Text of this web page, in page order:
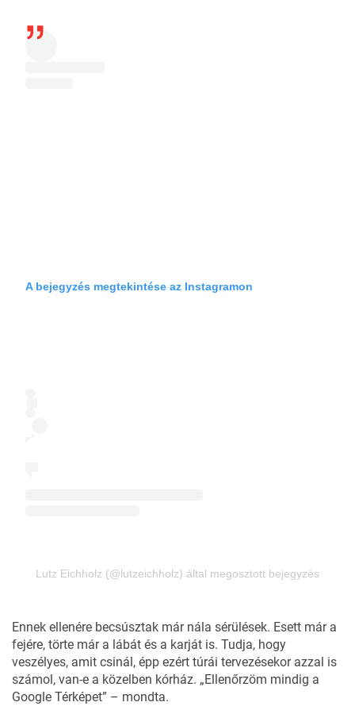
A bejegyzés megtekintése az Instagramon
Lutz Eichholz (@lutzeichholz) által megosztott bejegyzés
Ennek ellenére becsúsztak már nála sérülések. Esett már a
fejére, törte már a lábát és a karját is. Tudja, hogy
veszélyes, amit csinál, épp ezért túrái tervezésekor azzal is
számol, van-e a közelben kórház. „Ellenőrzöm mindig a
Google Térképet” – mondta.